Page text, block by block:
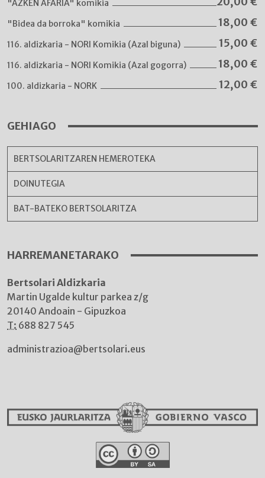
"AZKEN AFARIA" komikia
"Bidea da borroka" komikia 18,00 €
116. aldizkaria - NORI Komikia (Azal biguna) 15,00 €
116. aldizkaria - NORI Komikia (Azal gogorra) 18,00 €
100. aldizkaria - NORK 12,00 €
GEHIAGO
BERTSOLARITZAREN HEMEROTEKA
DOINUTEGIA
BAT-BATEKO BERTSOLARITZA
HARREMANETARAKO
Bertsolari Aldizkaria
Martin Ugalde kultur parkea z/g
20140 Andoain - Gipuzkoa
T: 688 827 545
administrazioa@bertsolari.eus